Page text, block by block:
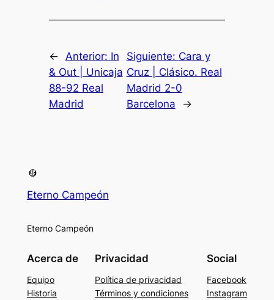
← Anterior: In
& Out | Unicaja
88-92 Real
Madrid
Siguiente: Cara y
Cruz | Clásico. Real
Madrid 2-0
Barcelona
→
Eterno Campeón
Eterno Campeón
Acerca de
Equipo
Historia
Privacidad
Política de privacidad
Términos y condiciones
Social
Facebook
Instagram